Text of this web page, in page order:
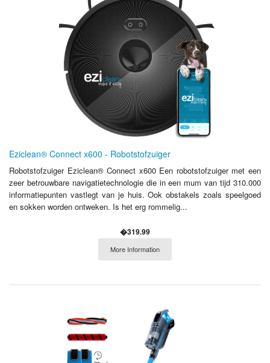
Eziclean® Connect x600 - Robotstofzuiger
Robotstofzuiger Eziclean® Connect x600 Een robotstofzuiger met een
zeer betrouwbare navigatietechnologie die in een mum van tijd 310.000
informatiepunten vastlegt van je huis. Ook obstakels zoals speelgoed
en sokken worden ontweken. Is het erg rommelig...
�319.99
More Information